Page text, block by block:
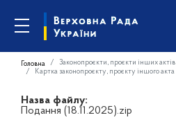
Головна Законопроєкти, проєкти інших актів
Картка законопроєкту, проєкту іншого акта
Назва файлу:
Подання (18.11.2025).zip